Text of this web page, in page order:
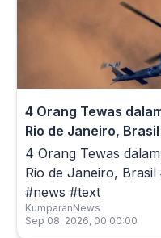
4 Orang Tewas
Rio de Janeiro, Brasil
4 Orang Tewas
Rio de Janeiro,
#news #text
KumparanNews
Sep 08, 2026, 00:00:00